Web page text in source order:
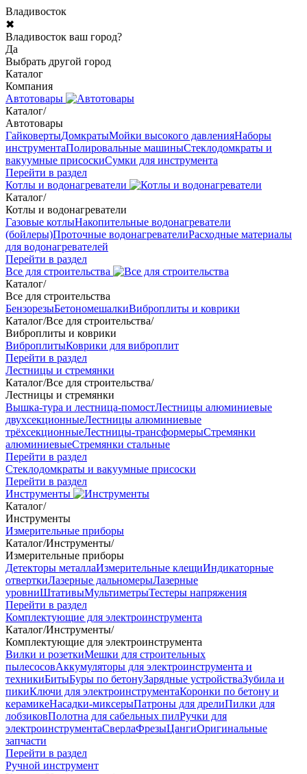
Владивосток
✖
Владивосток ваш город?
Да
Выбрать другой город
Каталог
Компания
Автотовары
Каталог/
Автотовары
ГайковертыДомкратыМойки высокого давленияНаборы
инструментаПолировальные машиныСтеклодомкраты и
вакуумные присоскиСумки для инструмента
Перейти в раздел
Котлы и водонагреватели
Каталог/
Котлы и водонагреватели
Газовые котлыНакопительные водонагреватели
(бойлеры)Проточные водонагревателиРасходные материалы
для водонагревателей
Перейти в раздел
Все для строительства
Каталог/
Все для строительства
БензорезыБетономешалкиВиброплиты и коврики
Каталог/Все для строительства/
Виброплиты и коврики
ВиброплитыКоврики для виброплит
Перейти в раздел
Лестницы и стремянки
Каталог/Все для строительства/
Лестницы и стремянки
Вышка-тура и лестница-помостЛестницы алюминиевые
двухсекционныеЛестницы алюминиевые
трёхсекционныеЛестницы-трансформерыСтремянки
алюминиевыеСтремянки стальные
Перейти в раздел
Стеклодомкраты и вакуумные присоски
Перейти в раздел
Инструменты
Каталог/
Инструменты
Измерительные приборы
Каталог/Инструменты/
Измерительные приборы
Детекторы металлаИзмерительные клещиИндикаторные
отверткиЛазерные дальномерыЛазерные
уровниШтативыМультиметрыТестеры напряжения
Перейти в раздел
Комплектующие для электроинструмента
Каталог/Инструменты/
Комплектующие для электроинструмента
Вилки и розеткиМешки для строительных
пылесосовАккумуляторы для электроинструмента и
техникиБитыБуры по бетонуЗарядные устройстваЗубила и
пикиКлючи для электроинструментаКоронки по бетону и
керамикеНасадки-миксерыПатроны для дрелиПилки для
лобзиковПолотна для сабельных пилРучки для
электроинструментаСверлаФрезыЦангиОригинальные
запчасти
Перейти в раздел
Ручной инструмент